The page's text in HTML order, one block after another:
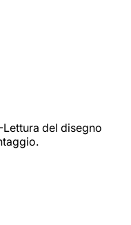
del disegno